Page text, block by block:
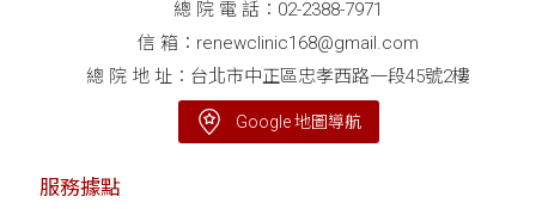
總 院 電 話： 02-2388-7971
信 箱： renewclinic168@gmail.com
總 院 地 址：台北市中正區忠孝西路一段45號2樓
Google 地圖導航
服務據點